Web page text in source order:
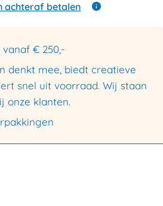
achteraf betalen
vanaf € 250,-
denkt mee, biedt creatieve
snel uit voorraad. Wij staan
onze klanten.